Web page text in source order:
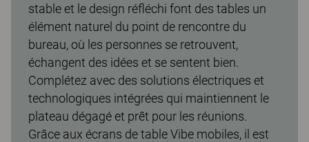
stable et le design réfléchi font des tables un
élément naturel du point de rencontre du
bureau, où les personnes se retrouvent,
échangent des idées et se sentent bien.
Complétez avec des solutions électriques et
technologiques intégrées qui maintiennent le
plateau dégagé et prêt pour les réunions.
Grâce aux écrans de table Vibe mobiles, il est